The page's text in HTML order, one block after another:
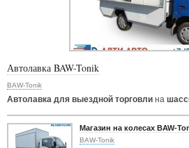
Автолавка BAW-Tonik
BAW-Tonik
Автолавка для выездной торговли на
Магазин на колесах BAW-
BAW-Tonik